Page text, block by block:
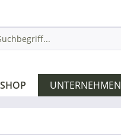
SHOP UNTERNEHMEN